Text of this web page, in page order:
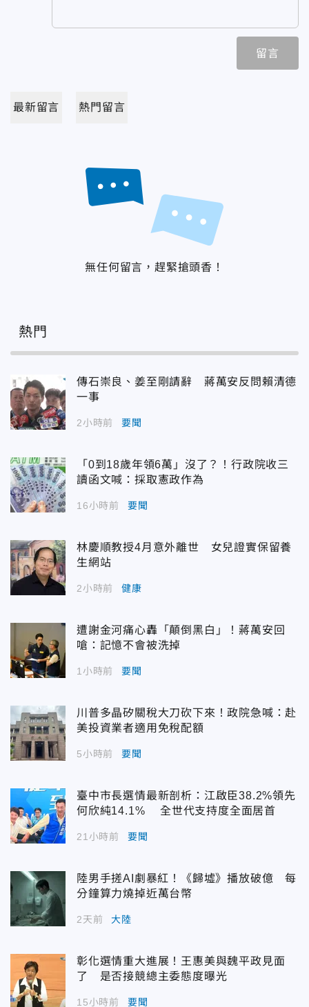
留言
最新留言 熱門留言
無任何留言，趕緊搶頭香！
熱門
傳石崇良、姜至剛請辭 蔣萬安反問賴清德
一事
2小時前 要聞
「0到18歲年領6萬」沒了？！行政院收三
讀函文喊：採取憲政作為
16小時前 要聞
林慶順教授4月意外離世 女兒證實保留養
生網站
2小時前 健康
遭謝金河痛心轟「顛倒黑白」！蔣萬安回
嗆：記憶不會被洗掉
1小時前 要聞
川普多晶矽關稅大刀砍下來！政院急喊：赴
美投資業者適用免稅配額
5小時前 要聞
臺中市長選情最新剖析：江啟臣38.2%領先
何欣純14.1% 全世代支持度全面居首
21小時前 要聞
陸男手搓AI劇暴紅！《歸墟》播放破億 每
分鐘算力燒掉近萬台幣
2天前 大陸
彰化選情重大進展！王惠美與魏平政見面
了 是否接競總主委態度曝光
15小時前 要聞